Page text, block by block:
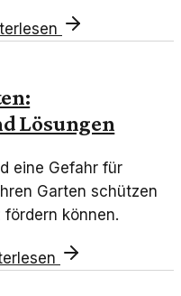
Lösungen
eine Gefahr für
Garten schützen
können.